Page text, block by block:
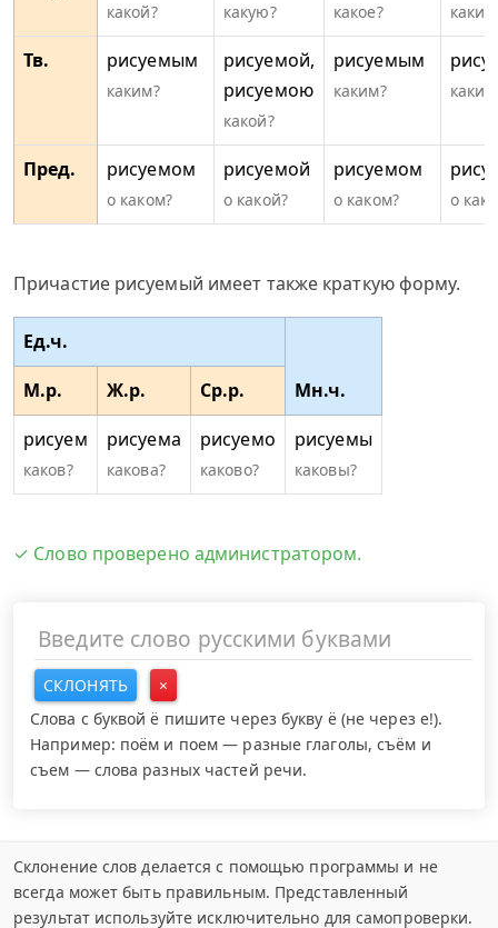
какой? какую? какое?
Тв. рисуемым
каким?
рисуемой,
рисуемою
какой?
рисуемым
каким?
Пред. рисуемом
о каком?
рисуемой
о какой?
рисуемом
о каком? о
Причастие рисуемый имеет также краткую форму.
Ед.ч.
Мн.ч.
М.р. Ж.р.
Ср.р.
рисуем
каков?
рисуема
какова?
рисуемо
каково?
рисуемы
каковы?
✓ Слово проверено администратором.
СКЛОНЯТЬ
×
Слова с буквой ё пишите через букву ё (не через е!).
Например: поём и поем — разные глаголы, съём и
съем — слова разных частей речи.
Склонение слов делается с помощью программы и не
всегда может быть правильным. Представленный
результат используйте исключительно для самопроверки.